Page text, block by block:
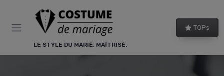
LE STYLE DU MARIÉ, MAÎTRISÉ.
TOPs